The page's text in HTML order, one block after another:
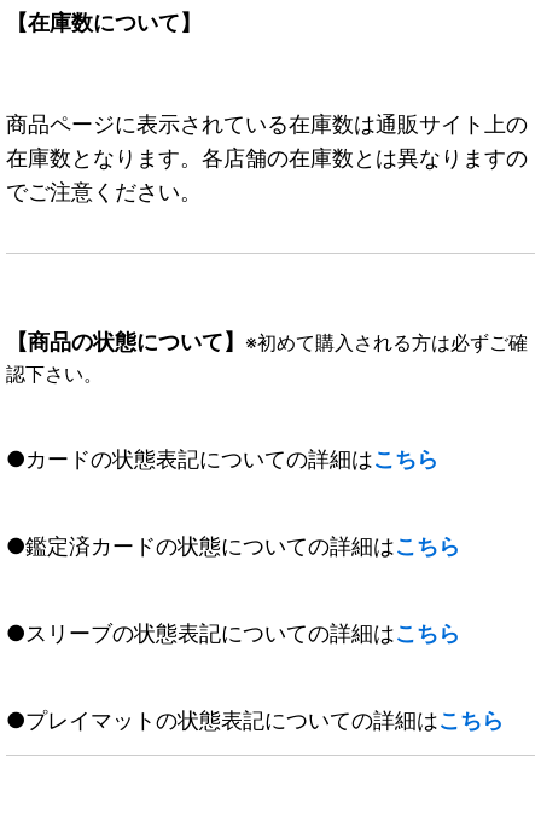
【在庫数について】
商品ページに表示されている在庫数は通販サイト上の
在庫数となります。各店舗の在庫数とは異なりますの
でご注意ください。
【商品の状態について】 ※初めて購入される方は必ずご確
認下さい。
●カードの状態表記についての詳細はこちら
●鑑定済カードの状態についての詳細はこちら
●スリーブの状態表記についての詳細はこちら
●プレイマットの状態表記についての詳細はこちら